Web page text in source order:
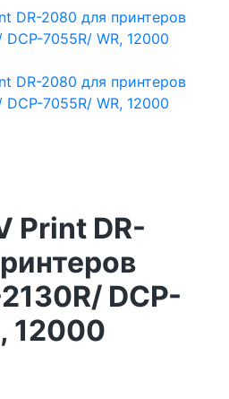
Print DR-
DCP-
12000